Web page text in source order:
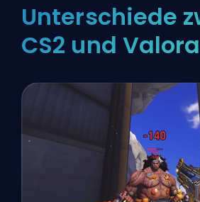
Unterschiede
CS2 und